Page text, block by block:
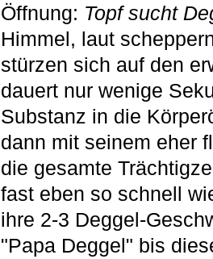
Öffnung: Topf sucht
Himmel, laut
stürzen sich auf den
dauert nur wenige
Substanz in die
dann mit seinem eher
die gesamte
fast eben so schnell
ihre 2-3 Deggel-
"Papa Deggel" bis